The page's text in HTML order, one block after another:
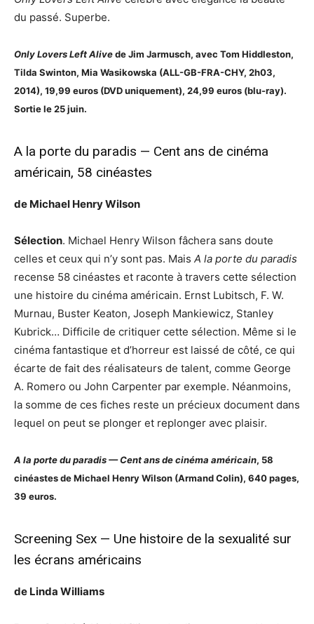
du passé. Superbe.
Only Lovers Left Alivede Jim Jarmusch, avec Tom Hiddleston,
Tilda Swinton, Mia Wasikowska (ALL-GB-FRA-CHY, 2h03,
2014), 19,99 euros (DVD uniquement), 24,99 euros (blu-ray).
Sortie le 25 juin.
A la porte du paradis — Cent ans de cinéma
américain, 58 cinéastes
de Michael Henry Wilson
Sélection. Michael Henry Wilson fâchera sans doute
celles et ceux qui n’y sont pas. Mais A la porte du paradis
recense 58 cinéastes et raconte à travers cette sélection
une histoire du cinéma américain. Ernst Lubitsch, F. W.
Murnau, Buster Keaton, Joseph Mankiewicz, Stanley
Kubrick… Difficile de critiquer cette sélection. Même si le
cinéma fantastique et d’horreur est laissé de côté, ce qui
écarte de fait des réalisateurs de talent, comme George
A. Romero ou John Carpenter par exemple. Néanmoins,
la somme de ces fiches reste un précieux document dans
lequel on peut se plonger et replonger avec plaisir.
A la porte du paradis — Cent ans de cinéma américain, 58
cinéastes de Michael Henry Wilson (Armand Colin), 640 pages,
39 euros.
Screening Sex — Une histoire de la sexualité sur
les écrans américains
de Linda Williams